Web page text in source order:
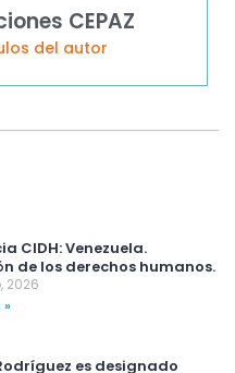
CEPAZ
del autor
CIDH: Venezuela.
de los derechos humanos.
2026
es designado